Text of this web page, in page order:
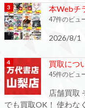
本Webチ
47件のビュ
2026/8/
買取につ
45件のビュ
店舗買取
でも買取OK！ 使わな